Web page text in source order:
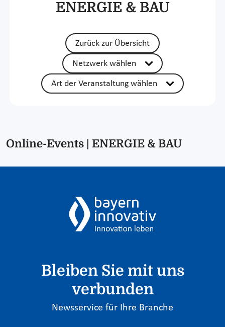
ENERGIE & BAU
Zurück zur Übersicht
Netzwerk wählen
Art der Veranstaltung wählen
Online-Events | ENERGIE & BAU
Bleiben Sie mit uns
verbunden
Newsservice für Ihre Branche